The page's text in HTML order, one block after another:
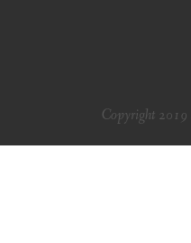
Copyright 2019